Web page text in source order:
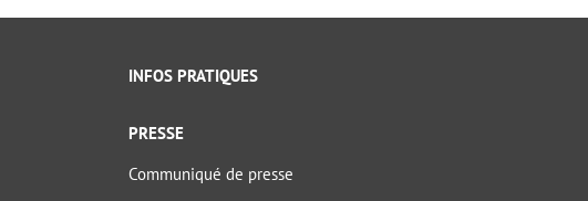
INFOS PRATIQUES
PRESSE
Communiqué de presse